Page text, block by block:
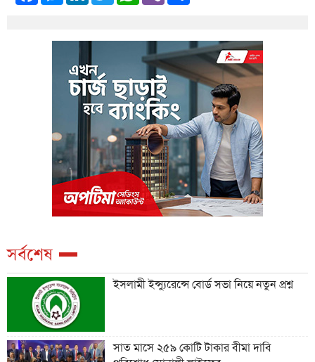
সর্বশেষ
ইসলামী ইন্স্যুরেন্সে বোর্ড সভা নিয়ে নতুন প্রশ্ন
সাত মাসে ২৫৯ কোটি টাকার বীমা দাবি